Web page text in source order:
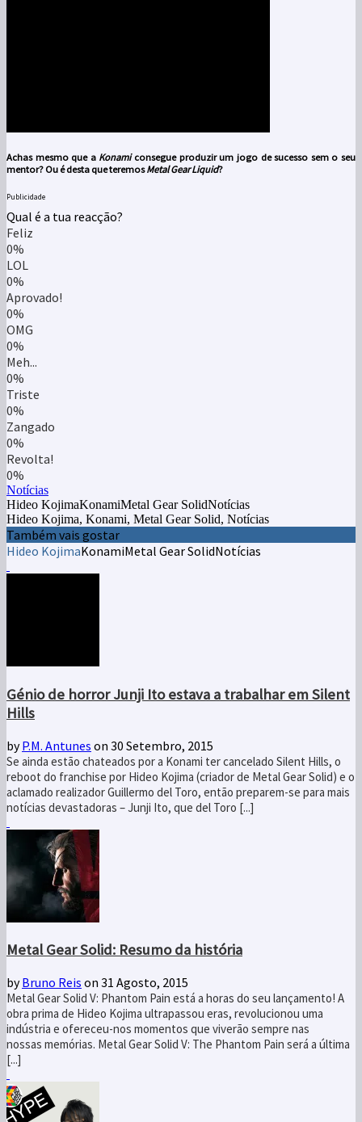
Achas mesmo que a Konamiconsegue produzir um jogo de sucesso sem o seu
mentor? Ou é desta que teremosMetal Gear Liquid?
Publicidade
Qual é a tua reacção?
Feliz
0%
LOL
0%
Aprovado!
0%
OMG
0%
Meh...
0%
Triste
0%
Zangado
0%
Revolta!
0%
Notícias
Hideo KojimaKonamiMetal Gear SolidNotícias
Hideo Kojima, Konami, Metal Gear Solid, Notícias
Também vais gostar
Hideo KojimaKonamiMetal Gear SolidNotícias
Génio de horror Junji Ito estava a trabalhar em Silent
Hills
byP.M. Antunes on 30 Setembro, 2015
Se ainda estão chateados por a Konami ter cancelado Silent Hills, o
reboot do franchise por Hideo Kojima (criador de Metal Gear Solid) e o
aclamado realizador Guillermo del Toro, então preparem-se para mais
notícias devastadoras – Junji Ito, que del Toro [...]
Metal Gear Solid: Resumo da história
byBruno Reis on 31 Agosto, 2015
Metal Gear Solid V: Phantom Pain está a horas do seu lançamento! A
obra prima de Hideo Kojima ultrapassou eras, revolucionou uma
indústria e ofereceu-nos momentos que viverão sempre nas
nossas memórias. Metal Gear Solid V: The Phantom Pain será a última
[...]